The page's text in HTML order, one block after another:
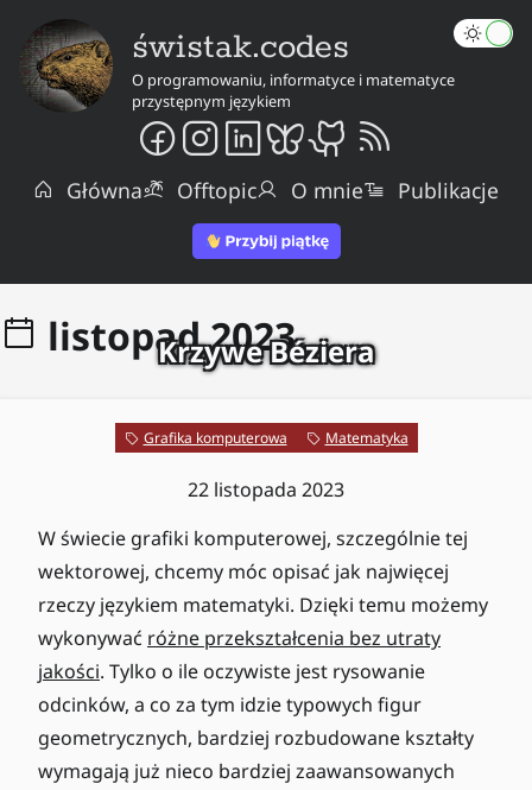
świstak.codes
O programowaniu, informatyce i matematyce
przystępnym językiem
Główna Offtopic O mnie Publikacje
listopad 2023
Krzywe Béziera
Grafika komputerowa Matematyka
22 listopada 2023
W świecie grafiki komputerowej, szczególnie tej
wektorowej, chcemy móc opisać jak najwięcej
rzeczy językiem matematyki. Dzięki temu możemy
wykonywać różne przekształcenia bez utraty
jakości. Tylko o ile oczywiste jest rysowanie
odcinków, a co za tym idzie typowych figur
geometrycznych, bardziej rozbudowane kształty
wymagają już nieco bardziej zaawansowanych